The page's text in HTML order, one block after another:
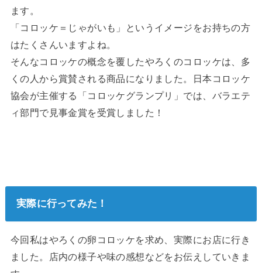
ます。
「コロッケ＝じゃがいも」というイメージをお持ちの方
はたくさんいますよね。
そんなコロッケの概念を覆したやろくのコロッケは、多
くの人から賞賛される商品になりました。日本コロッケ
協会が主催する「コロッケグランプリ」では、バラエテ
ィ部門で見事金賞を受賞しました！
実際に行ってみた！
今回私はやろくの卵コロッケを求め、実際にお店に行き
ました。店内の様子や味の感想などをお伝えしていきま